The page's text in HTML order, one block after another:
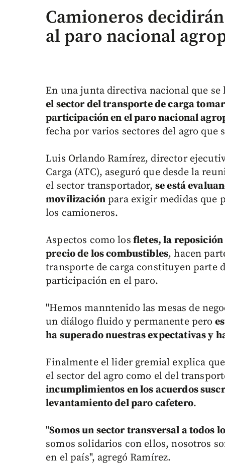
Camioneros
al paro nacional
En una junta directiva nacional que
el sector del transporte de carga
participación en el paro nacional
fecha por varios sectores del agro
Luis Orlando Ramírez, director
Carga (ATC), aseguró que desde la
el sector transportador, se está
movilización para exigir medidas que
los camioneros.
Aspectos como los fletes, la
precio de los combustibles, hacen
transporte de carga constituyen parte
participación en el paro.
"Hemos manntenido las mesas de
un diálogo fluido y permanente pero
ha superado nuestras expectativas y
Finalmente el lider gremial explica
el sector del agro como el del
incumplimientos en los acuerdos
levantamiento del paro cafetero.
"Somos un sector transversal a todos
somos solidarios con ellos, nosotros
en el país", agregó Ramírez.